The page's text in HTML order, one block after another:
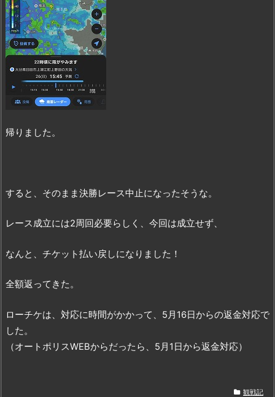
帰りました。
すると、そのまま決勝レース中止になったそうな。
レース成立には2周回必要らしく、今回は成立せず、
なんと、チケット払い戻しになりました！
全額返ってきた。
ローチケは、対応に時間がかかって、5月16日からの返金対応で
した。
（オートポリスWEBからだったら、5月1日から返金対応）
観戦記